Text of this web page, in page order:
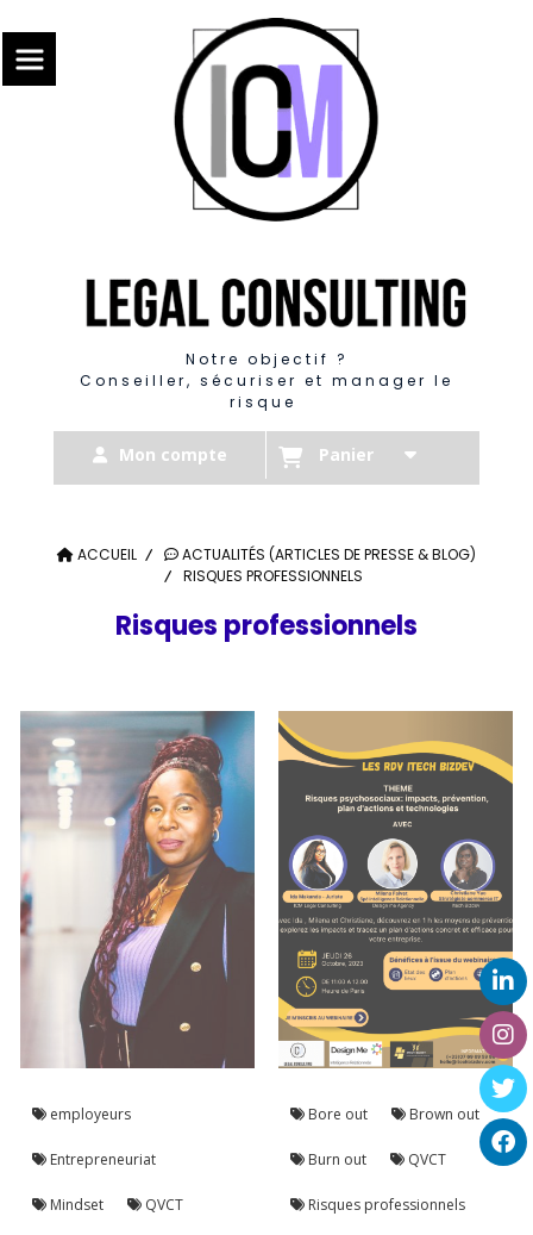
Notre objectif ?
Conseiller, sécuriser et manager le
risque
Mon compte Panier
ACCUEIL
ACTUALITÉS (ARTICLES DE PRESSE & BLOG)
RISQUES PROFESSIONNELS
Risques professionnels
employeurs
Entrepreneuriat
Mindset QVCT
Bore out Brown out
Burn out QVCT
Risques professionnels